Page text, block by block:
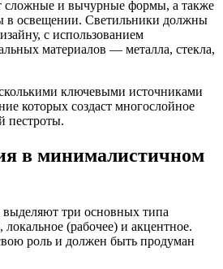
и вычурные формы, а также
в освещении. Светильники должны
с использованием
материалов — металла, стекла,
ключевыми источниками
которых создаст многослойное
пестроты.
в минималистичном
три основных типа
(рабочее) и акцентное.
роль и должен быть продуман